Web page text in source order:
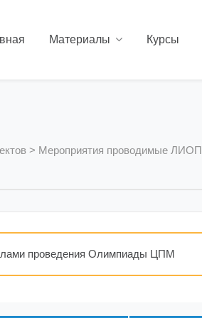
Материалы Курсы
> Мероприятия проводимые ЛИОП
проведения Олимпиады ЦПМ